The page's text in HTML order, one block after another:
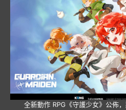
全新動作 RPG《守護少女》公佈